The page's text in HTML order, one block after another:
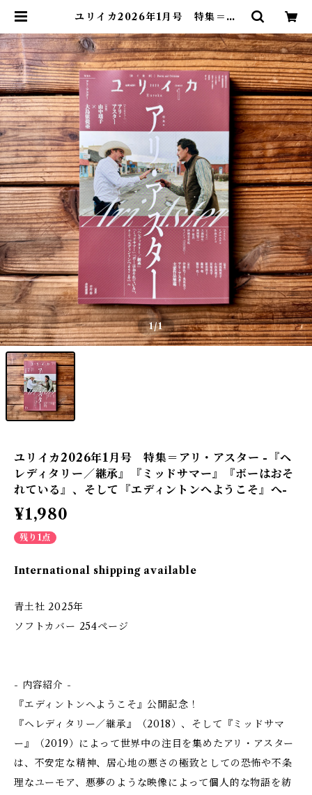
ユリイカ2026年1月号 特集＝ア
継承』『ミッドサマー』『ボーはお
それている』、そして『エディント
ンへようこそ』へ- | 尾鷲市九鬼町
漁村の本屋 トンガ坂文庫
1/1
ユリイカ2026年1月号 特集＝アリ・アスター -『ヘ
レディタリー／継承』『ミッドサマー』『ボーはおそ
れている』、そして『エディントンへようこそ』へ-
¥1,980
残り1点
International shipping available
青土社 2025年
ソフトカバー 254ページ
- 内容紹介 -
『エディントンへようこそ』公開記念！
『ヘレディタリー／継承』（2018）、そして『ミッドサマ
ー』（2019）によって世界中の注目を集めたアリ・アスター
は、不安定な精神、居心地の悪さの極致としての恐怖や不条
理なユーモア、悪夢のような映像によって個人的な物語を紡